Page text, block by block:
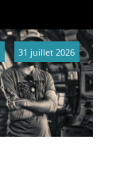
31 juillet 2026